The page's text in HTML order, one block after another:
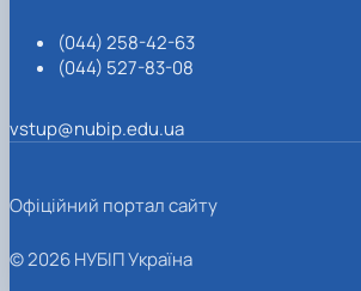
(044) 258-42-63
(044) 527-83-08
vstup@nubip.edu.ua
Офіційний портал сайту
© 2026 НУБІП Україна